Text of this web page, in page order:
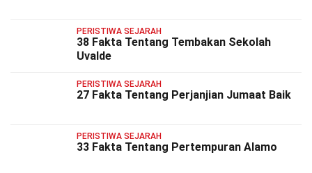
PERISTIWA SEJARAH
38 Fakta Tentang Tembakan Sekolah
Uvalde
PERISTIWA SEJARAH
27 Fakta Tentang Perjanjian Jumaat Baik
PERISTIWA SEJARAH
33 Fakta Tentang Pertempuran Alamo